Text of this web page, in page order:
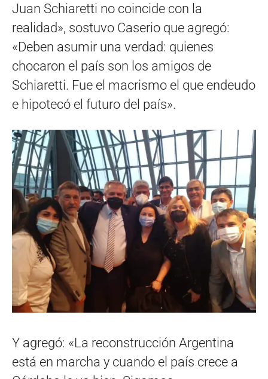
Juan Schiaretti no coincide con la
realidad», sostuvo Caserio que agregó:
«Deben asumir una verdad: quienes
chocaron el país son los amigos de
Schiaretti. Fue el macrismo el que endeudo
e hipotecó el futuro del país».
Y agregó: «La reconstrucción Argentina
está en marcha y cuando el país crece a